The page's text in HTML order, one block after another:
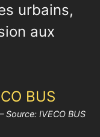
urbains,
aux
Source: IVECO BUS